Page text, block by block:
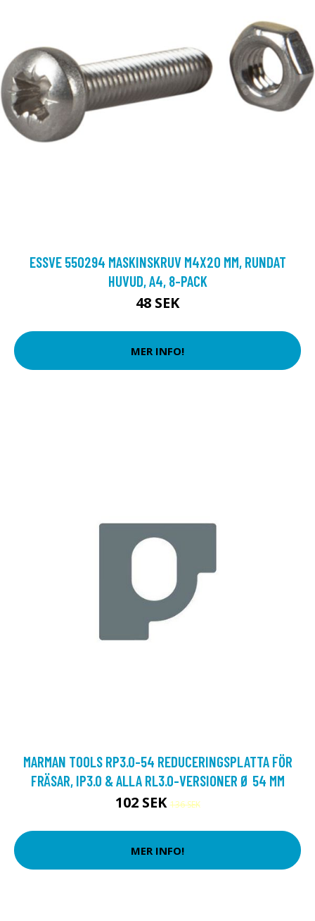
ESSVE 550294 MASKINSKRUV M4X20 MM, RUNDAT
HUVUD, A4, 8-PACK
48 SEK
MER INFO!
MARMAN TOOLS RP3.0-54 REDUCERINGSPLATTA FÖR
FRÄSAR, IP3.0 & ALLA RL3.0-VERSIONER Ø 54 MM
102 SEK136 SEK
MER INFO!